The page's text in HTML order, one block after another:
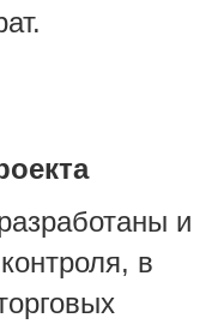
и
в